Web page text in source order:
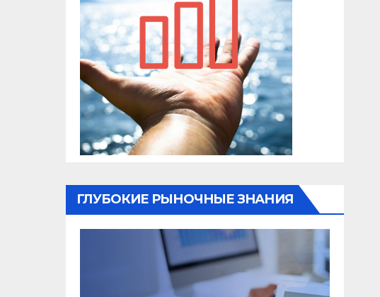
ГЛУБОКИЕ РЫНОЧНЫЕ ЗНАНИЯ